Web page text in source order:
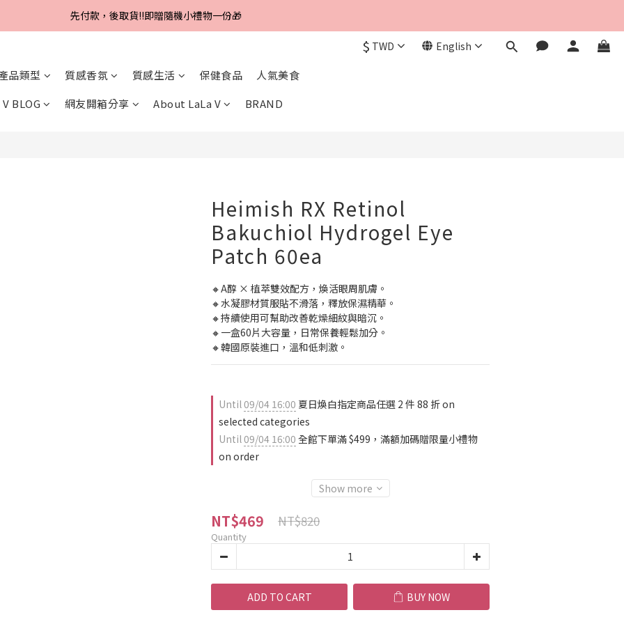
Line好友招募中，首購、回購皆贈100元
先付款，後取貨‼️即贈隨機小禮物一份🎁
$ TWD English
品類型 質感香氛 質感生活 保健食品
人氣美食
BLOG 網友開箱分享 About LaLa V BRAND
Heimish RX Retinol
Bakuchiol Hydrogel Eye
Patch 60ea
🔸A醇 × 植萃雙效配方，煥活眼周肌膚。
🔸水凝膠材質服貼不滑落，釋放保濕精華。
🔸持續使用可幫助改善乾燥細紋與暗沉。
🔸一盒60片大容量，日常保養輕鬆加分。
🔸韓國原裝進口，溫和低刺激。
Until09/04 16:00 夏日煥白指定商品任選 2 件 88 折 on
selected categories
Until09/04 16:00 全館下單滿 $499，滿額加碼贈限量小禮物
on order
Show more
NT$469 NT$820
Quantity
ADD TO CART BUY NOW
BUY NOW